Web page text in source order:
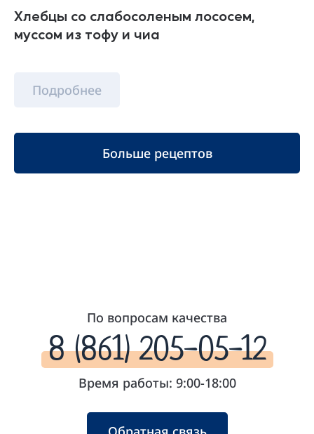
Хлебцы со слабосоленым лососем,
муссом из тофу и чиа
Подробнее
Больше рецептов
По вопросам качества
8 (861) 205-05-12
Время работы: 9:00-18:00